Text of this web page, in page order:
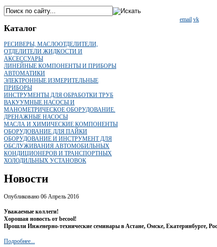
email vk
Каталог
РЕСИВЕРЫ, МАСЛООТДЕЛИТЕЛИ,
ОТДЕЛИТЕЛИ ЖИДКОСТИ И
АКСЕССУАРЫ
ЛИНЕЙНЫЕ КОМПОНЕНТЫ И ПРИБОРЫ
АВТОМАТИКИ
ЭЛЕКТРОННЫЕ ИЗМЕРИТЕЛЬНЫЕ
ПРИБОРЫ
ИНСТРУМЕНТЫ ДЛЯ ОБРАБОТКИ ТРУБ
ВАКУУМНЫЕ НАСОСЫ И
МАНОМЕТРИЧЕСКОЕ ОБОРУДОВАНИЕ.
ДРЕНАЖНЫЕ НАСОСЫ
МАСЛА И ХИМИЧЕСКИЕ КОМПОНЕНТЫ
ОБОРУДОВАНИЕ ДЛЯ ПАЙКИ
ОБОРУДОВАНИЕ И ИНСТРУМЕНТ ДЛЯ
ОБСЛУЖИВАНИЯ АВТОМОБИЛЬНЫХ
КОНДИЦИОНЕРОВ И ТРАНСПОРТНЫХ
ХОЛОДИЛЬНЫХ УСТАНОВОК
Новости
Опубликовано 06 Апрель 2016
Уважаемые коллеги!
Хорошая новость от becool!
Прошли Инженерно-технические семинары в Астане, Омске, Екатеринбурге,
Подробнее...